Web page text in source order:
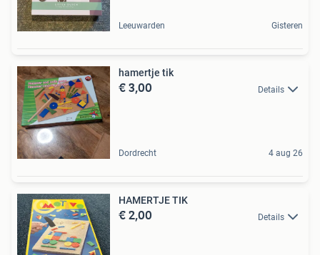
Leeuwarden Gisteren
hamertje tik
€ 3,00 Details
Dordrecht 4 aug 26
HAMERTJE TIK
€ 2,00 Details